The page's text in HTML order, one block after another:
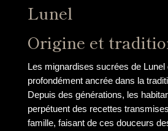
Lunel
Origine et
Les mignardises sucrées de Lunel
profondément ancrée dans la
Depuis des générations, les
perpétuent des recettes
famille, faisant de ces douceurs